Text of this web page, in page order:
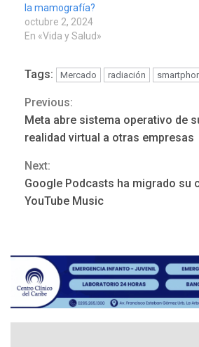
la mamografía?
octubre 2, 2024
En «Vida y Salud»
Tags: Mercado radiación
Continue
Reading
Previous:
Meta abre sistema operativo de
realidad virtual a otras empresas
Next:
Google Podcasts ha migrado su
YouTube Music
NACIONALES
POLÍTICA
ÚLTIMA HORA
Libertad
María